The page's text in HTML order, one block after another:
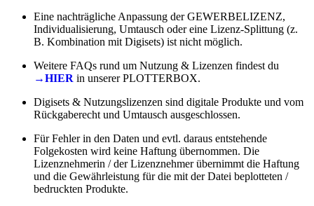
Eine nachträgliche Anpassung der GEWERBELIZENZ,
Individualisierung, Umtausch oder eine Lizenz-Splittung (z.
B. Kombination mit Digisets) ist nicht möglich.
Weitere FAQs rund um Nutzung & Lizenzen findest du
→HIER in unserer PLOTTERBOX.
Digisets & Nutzungslizenzen sind digitale Produkte und vom
Rückgaberecht und Umtausch ausgeschlossen.
Für Fehler in den Daten und evtl. daraus entstehende
Folgekosten wird keine Haftung übernommen. Die
Lizenznehmerin / der Lizenznehmer übernimmt die Haftung
und die Gewährleistung für die mit der Datei beplotteten /
bedruckten Produkte.